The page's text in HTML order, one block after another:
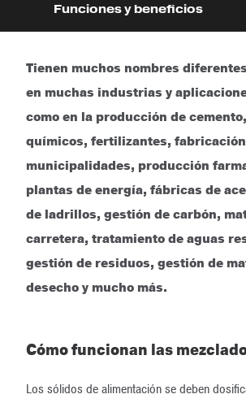
Funciones y beneficios
Tienen muchos nombres
en muchas industrias y
como en la producción de
químicos, fertilizantes,
municipalidades, producción
plantas de energía, fábricas de
de ladrillos, gestión de carbón,
carretera, tratamiento de aguas
gestión de residuos, gestión de
desecho y mucho más.
Cómo funcionan las
Los sólidos de alimentación se deben